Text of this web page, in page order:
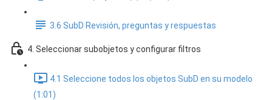
3.6 SubD Revisión, preguntas y respuestas
4. Seleccionar subobjetos y configurar filtros
4.1 Seleccione todos los objetos SubD en su modelo
(1:01)